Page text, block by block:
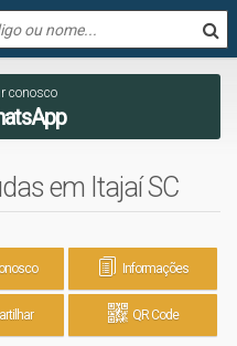
conosco
em Itajaí SC
Informações
QR Code